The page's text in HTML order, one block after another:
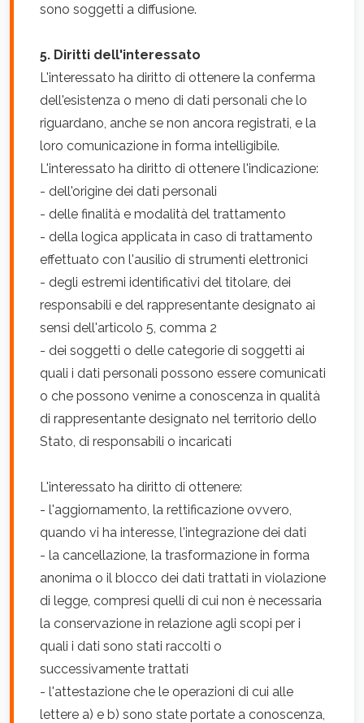
sono soggetti a diffusione.
5. Diritti dell'interessato
L'interessato ha diritto di ottenere la conferma
dell'esistenza o meno di dati personali che lo
riguardano, anche se non ancora registrati, e la
loro comunicazione in forma intelligibile.
L'interessato ha diritto di ottenere l'indicazione:
- dell'origine dei dati personali
- delle finalità e modalità del trattamento
- della logica applicata in caso di trattamento
effettuato con l'ausilio di strumenti elettronici
- degli estremi identificativi del titolare, dei
responsabili e del rappresentante designato ai
sensi dell'articolo 5, comma 2
- dei soggetti o delle categorie di soggetti ai
quali i dati personali possono essere comunicati
o che possono venirne a conoscenza in qualità
di rappresentante designato nel territorio dello
Stato, di responsabili o incaricati
L'interessato ha diritto di ottenere:
- l'aggiornamento, la rettificazione ovvero,
quando vi ha interesse, l'integrazione dei dati
- la cancellazione, la trasformazione in forma
anonima o il blocco dei dati trattati in violazione
di legge, compresi quelli di cui non è necessaria
la conservazione in relazione agli scopi per i
quali i dati sono stati raccolti o
successivamente trattati
- l'attestazione che le operazioni di cui alle
lettere a) e b) sono state portate a conoscenza,